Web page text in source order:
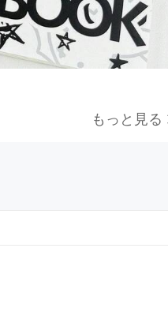
もっと見る